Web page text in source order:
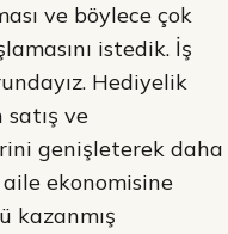
ve böylece çok
istedik. İş
Hediyelik
ve
genişleterek daha
ekonomisine
kazanmış